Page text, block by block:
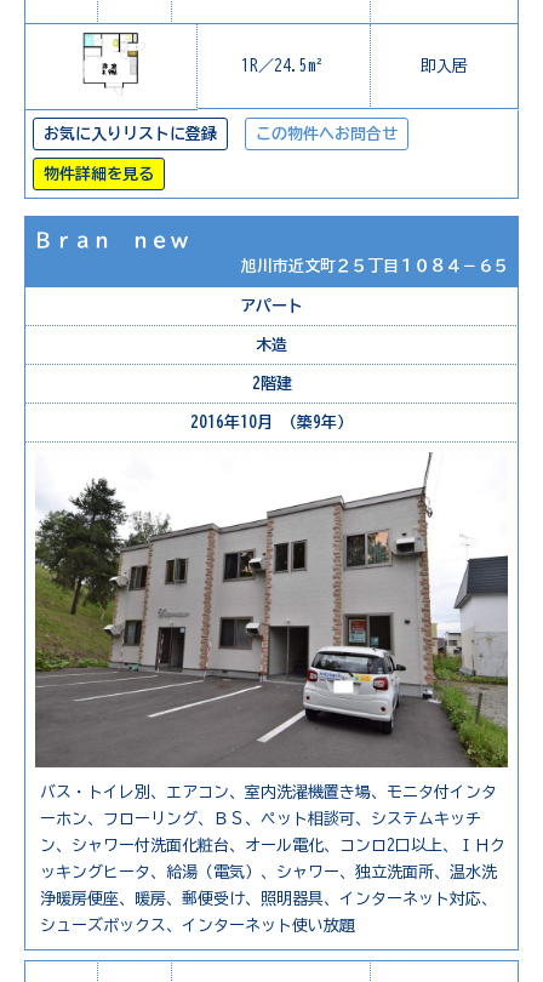
1R／24.5m² 即入居
お気に入りリストに登録 この物件へお問合せ
物件詳細を見る
Ｂｒａｎ ｎｅｗ
旭川市近文町２５丁目１０８４－６５
アパート
木造
2階建
2016年10月 （築9年）
バス・トイレ別、エアコン、室内洗濯機置き場、モニタ付インタ
ーホン、フローリング、ＢＳ、ペット相談可、システムキッチ
ン、シャワー付洗面化粧台、オール電化、コンロ2口以上、ＩＨク
ッキングヒータ、給湯（電気）、シャワー、独立洗面所、温水洗
浄暖房便座、暖房、郵便受け、照明器具、インターネット対応、
シューズボックス、インターネット使い放題